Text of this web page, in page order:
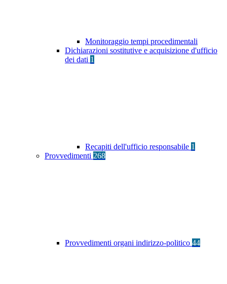
Monitoraggio tempi procedimentali
Dichiarazioni sostitutive e acquisizione d'ufficio
dei dati 1
Recapiti dell'ufficio responsabile 1
Provvedimenti 268
Provvedimenti organi indirizzo-politico 44